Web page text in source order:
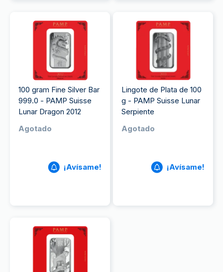
100 gram Fine Silver Bar
999.0 - PAMP Suisse
Lunar Dragon 2012
Agotado
¡Avísame!
Lingote de Plata de 100
g - PAMP Suisse Lunar
Serpiente
Agotado
¡Avísame!